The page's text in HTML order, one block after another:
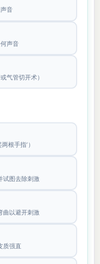
音
声音
气管切开术）
根手指’）
试图去除刺激
曲以避开刺激
质强直